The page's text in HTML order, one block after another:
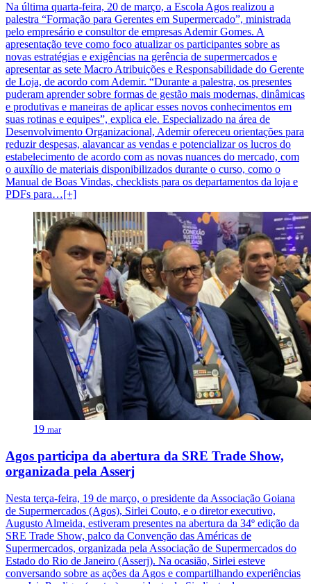
Na última quarta-feira, 20 de março, a Escola Agos realizou a
palestra “Formação para Gerentes em Supermercado”, ministrada
pelo empresário e consultor de empresas Ademir Gomes. A
apresentação teve como foco atualizar os participantes sobre as
novas estratégias e exigências na gerência de supermercados e
apresentar as sete Macro Atribuições e Responsabilidade do Gerente
de Loja, de acordo com Ademir. “Durante a palestra, os presentes
puderam aprender sobre formas de gestão mais modernas, dinâmicas
e produtivas e maneiras de aplicar esses novos conhecimentos em
suas rotinas e equipes”, explica ele. Especializado na área de
Desenvolvimento Organizacional, Ademir ofereceu orientações para
reduzir despesas, alavancar as vendas e potencializar os lucros do
estabelecimento de acordo com as novas nuances do mercado, com
o auxílio de materiais disponibilizados durante o curso, como o
Manual de Boas Vindas, checklists para os departamentos da loja e
PDFs para…[+]
19 mar
Agos participa da abertura da SRE Trade Show,
organizada pela Asserj
Nesta terça-feira, 19 de março, o presidente da Associação Goiana
de Supermercados (Agos), Sirlei Couto, e o diretor executivo,
Augusto Almeida, estiveram presentes na abertura da 34º edição da
SRE Trade Show, palco da Convenção das Américas de
Supermercados, organizada pela Associação de Supermercados do
Estado do Rio de Janeiro (Asserj). Na ocasião, Sirlei esteve
conversando sobre as ações da Agos e compartilhando experiências